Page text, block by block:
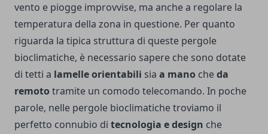
vento e piogge improvvise, ma anche a regolare la
temperatura della zona in questione. Per quanto
riguarda la tipica struttura di queste pergole
bioclimatiche, è necessario sapere che sono dotate
di tetti a lamelle orientabili sia a mano cheda
remoto tramite un comodo telecomando. In poche
parole, nelle pergole bioclimatiche troviamo il
perfetto connubio di tecnologia e design che